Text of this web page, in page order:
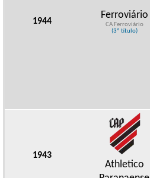
1944
Ferroviário
CA Ferroviário
(3º título)
1943
Athletico